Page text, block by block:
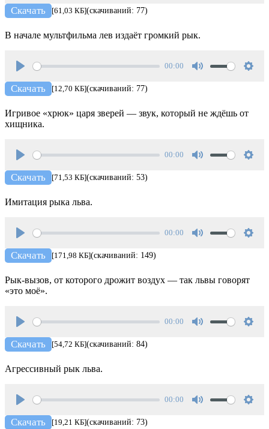
Скачать [61,03 КБ](скачиваний: 77)
В начале мультфильма лев издаёт громкий рык.
Play
00:00
Скачать [12,70 КБ](скачиваний: 77)
Игривое «хрюк» царя зверей — звук, который не ждёшь от
хищника.
Play
00:00
Скачать [71,53 КБ](скачиваний: 53)
Имитация рыка льва.
Play
00:00
Скачать [171,98 КБ](скачиваний: 149)
Рык-вызов, от которого дрожит воздух — так львы говорят
«это моё».
Play
00:00
Скачать [54,72 КБ](скачиваний: 84)
Агрессивный рык льва.
Play
00:00
Скачать [19,21 КБ](скачиваний: 73)